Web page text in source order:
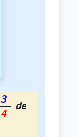
3
4
de